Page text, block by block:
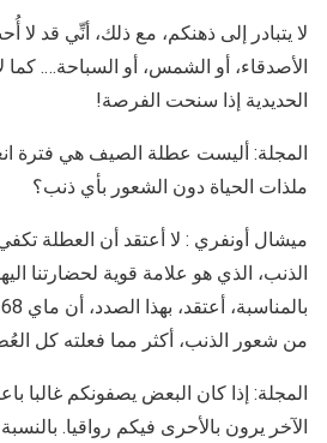
لا يتبادر إلى ذهنكم، مع ذلك، أنِّي قد
الأصدقاء، أو الشمس، أو السباحة…. كما
الحديدية إذا سنحت الفرصة!
المجلة: أليست عطلة الصيف هي فترة
ملذات الحياة دون الشعور بأي ذنب؟
ميشال أونفري : لا أعتقد أن العطلة
الذنب، الذي هو علامة قوية لحضارتنا
من شعور الذنب، أكثر مما فعلته كل
المجلة: إذا كان البعض يصفونكم غالبا
الآخر يرون بالأحرى فيكم رواقيا.